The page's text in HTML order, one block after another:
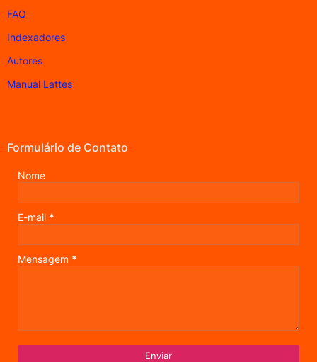
FAQ
Indexadores
Autores
Manual Lattes
Formulário de Contato
Nome
E-mail *
Mensagem *